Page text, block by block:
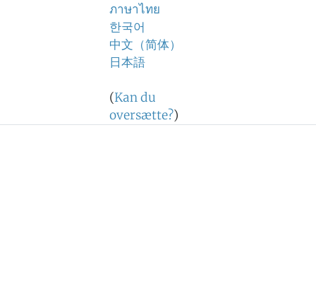
ภาษาไทย
한국어
中文（简体）
日本語
(Kan du
oversætte?)